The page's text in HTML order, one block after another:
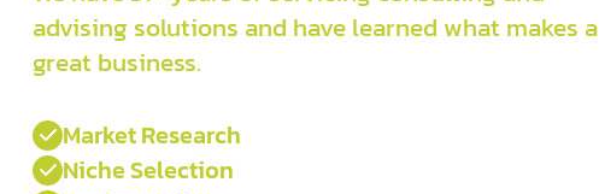
advising solutions and have learned what makes a
great business.
 Market Research
 Niche Selection